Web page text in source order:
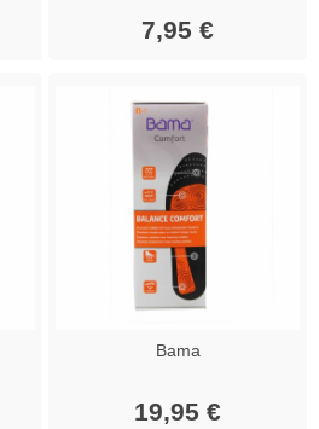
7,95 €
Bama
19,95 €